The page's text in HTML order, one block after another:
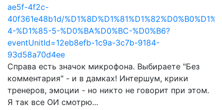
ae5f-4f2c-
40f361e48b1d/
4-%D1%85-5-%D0%BA%D0%BC-%D0%B6?
eventUnitId=12eb8efb-1c9a-3c7b-9184-
93d58a70d4ee
Справа есть значок микрофона. Выбираете "Без
комментария" - и в дамках! Интершум, крики
тренеров, эмоции - но никто не говорит при этом.
Я так все ОИ смотрю...